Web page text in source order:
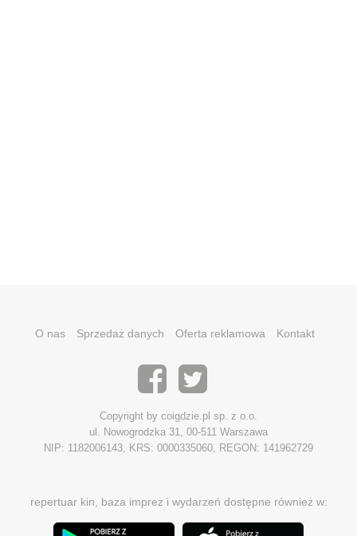
O nas Sprzedaż danych Oferta reklamowa Kontakt
Copyright by coigdzie.pl sp. z o.o.
ul. Nowogrodzka 31, 00-511 Warszawa
NIP: 1182006143, KRS: 0000335060, REGON: 141962729
repertuar kin, baza imprez i wydarzeń dostępne również w: